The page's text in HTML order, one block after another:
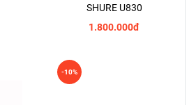
SHURE U830
1.800.000đ
-10%